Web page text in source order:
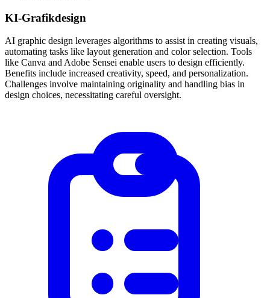
KI-Grafikdesign
AI graphic design leverages algorithms to assist in creating visuals,
automating tasks like layout generation and color selection. Tools
like Canva and Adobe Sensei enable users to design efficiently.
Benefits include increased creativity, speed, and personalization.
Challenges involve maintaining originality and handling bias in
design choices, necessitating careful oversight.